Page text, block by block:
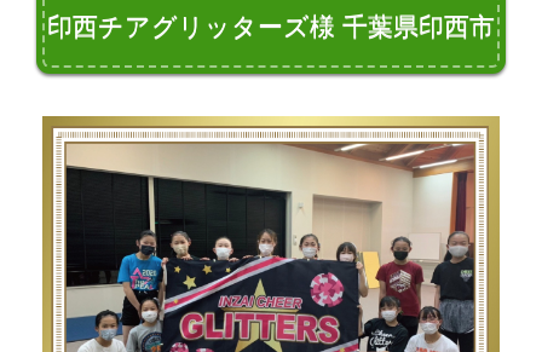
印西チアグリッターズ様 千葉県印西市